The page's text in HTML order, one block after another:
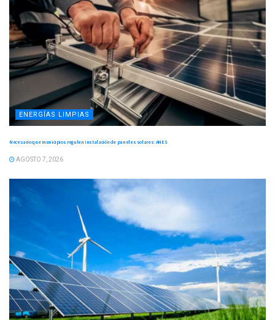
ENERGÍAS LIMPIAS
Necesario que municipios regulen instalación de paneles solares: ANES
AGOSTO 7, 2026